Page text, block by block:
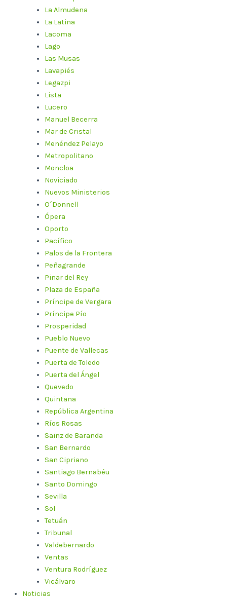
La Almudena
La Latina
Lacoma
Lago
Las Musas
Lavapiés
Legazpi
Lista
Lucero
Manuel Becerra
Mar de Cristal
Menéndez Pelayo
Metropolitano
Moncloa
Noviciado
Nuevos Ministerios
O´Donnell
Ópera
Oporto
Pacífico
Palos de la Frontera
Peñagrande
Pinar del Rey
Plaza de España
Príncipe de Vergara
Príncipe Pío
Prosperidad
Pueblo Nuevo
Puente de Vallecas
Puerta de Toledo
Puerta del Ángel
Quevedo
Quintana
República Argentina
Ríos Rosas
Sainz de Baranda
San Bernardo
San Cipriano
Santiago Bernabéu
Santo Domingo
Sevilla
Sol
Tetuán
Tribunal
Valdebernardo
Ventas
Ventura Rodríguez
Vicálvaro
Noticias